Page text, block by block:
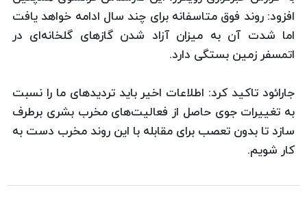
افزود: روند فوق متاسفانه برای چند سال ادامه خواهد یافت
اما شدت آن به میزان آزاد شدن گازهای گلخانه‌ای در
اتمسفر زمین بستگی دارد.
جارائود تاکید کرد: اطلاعات اخیر باید تردیدهای ما را نسبت
به تغییرات جوی حاصل از فعالیت‌های مخرب بشری برطرف
سازد تا بدون تعصب برای مقابله با این روند مخرب دست به
کار شویم.